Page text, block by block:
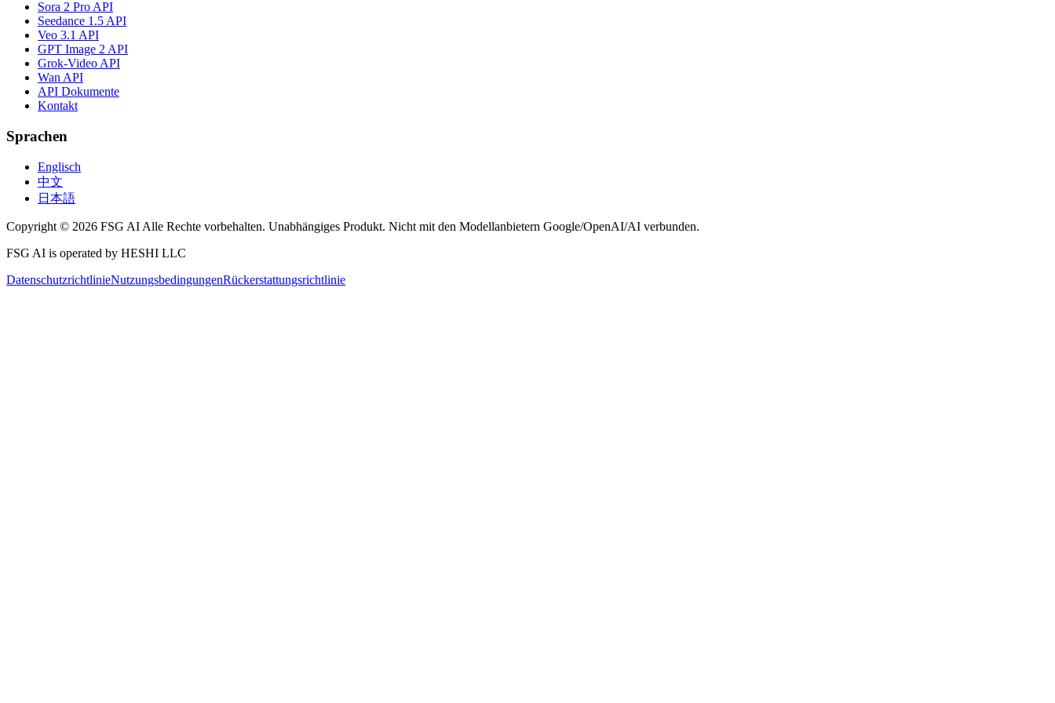
Sora 2 Pro API
Seedance 1.5 API
Veo 3.1 API
GPT Image 2 API
Grok-Video API
Wan API
API Dokumente
Kontakt
Sprachen
Englisch
中文
日本語
Copyright © 2026 FSG AI Alle Rechte vorbehalten. Unabhängiges Produkt. Nicht mit den Modellanbietern Google/OpenAI/AI verbunden.
FSG AI is operated by HESHI LLC
DatenschutzrichtlinieNutzungsbedingungenRückerstattungsrichtlinie